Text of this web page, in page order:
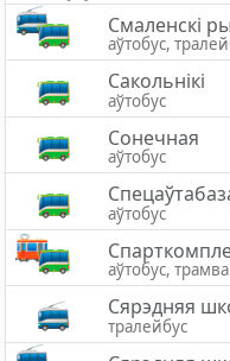
Смаленскі
аўтобус,
Сакольнікі
аўтобус
Сонечная
аўтобус
аўтобус
аўтобус,
Сярэдняя
тралейбус